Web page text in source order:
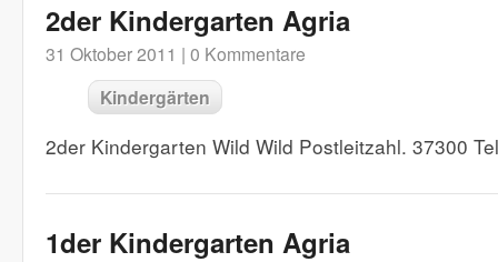
2der Kindergarten Agria
31 Oktober 2011 | 0 Kommentare
Kindergärten
2der Kindergarten Wild Wild Postleitzahl. 37300
1der Kindergarten Agria